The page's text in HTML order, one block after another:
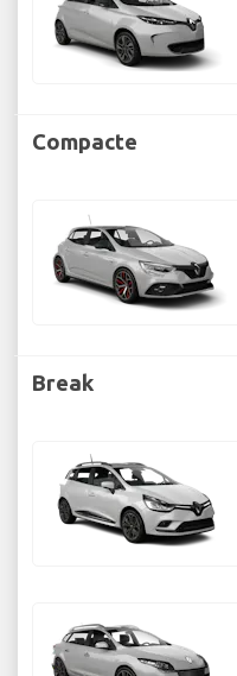
Compacte
Break